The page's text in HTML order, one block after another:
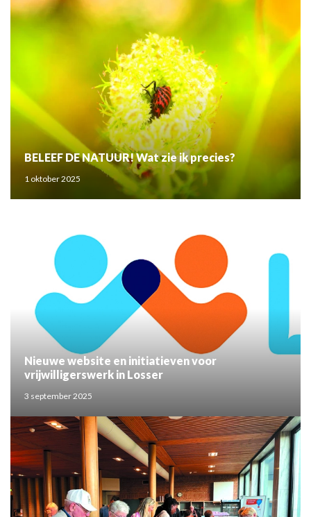
BELEEF DE NATUUR! Wat zie ik precies?
1 oktober 2025
Nieuwe website en initiatieven voor
vrijwilligerswerk in Losser
3 september 2025